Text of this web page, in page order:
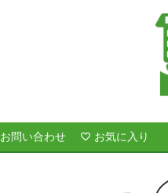
お問い合わせ お気に入り